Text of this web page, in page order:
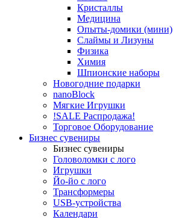
Кристаллы
Медицина
Опыты-домики (мини)
Слаймы и Лизуны
Физика
Химия
Шпионские наборы
Новогодние подарки
nanoBlock
Мягкие Игрушки
!SALE Распродажа!
Торговое Оборудование
Бизнес сувениры
Бизнес сувениры
Головоломки с лого
Игрушки
Йо-йо с лого
Трансформеры
USB-устройства
Календари